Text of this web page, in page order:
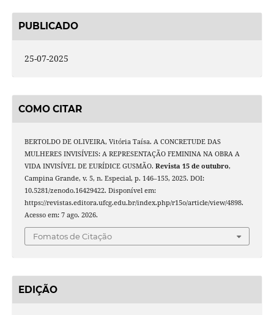
PUBLICADO
25-07-2025
COMO CITAR
BERTOLDO DE OLIVEIRA, Vitória Taísa. A CONCRETUDE DAS
MULHERES INVISÍVEIS: A REPRESENTAÇÃO FEMININA NA OBRA A
VIDA INVISÍVEL DE EURÍDICE GUSMÃO. Revista 15 de outubro,
Campina Grande, v. 5, n. Especial, p. 146–155, 2025. DOI:
10.5281/zenodo.16429422. Disponível em:
https://revistas.editora.ufcg.edu.br/index.php/r15o/article/view/4898.
Acesso em: 7 ago. 2026.
Fomatos de Citação
EDIÇÃO